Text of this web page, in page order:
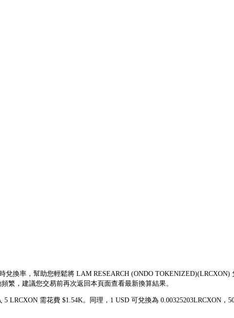
兌換率，幫助您輕鬆將 LAM RESEARCH (ONDO
繁，建議您交易前再次返回本頁面查看最新換算結果。
5 LRCXON 需花費 $1.54K。同理，1 USD 可兌換為 0.00325203LRCXON